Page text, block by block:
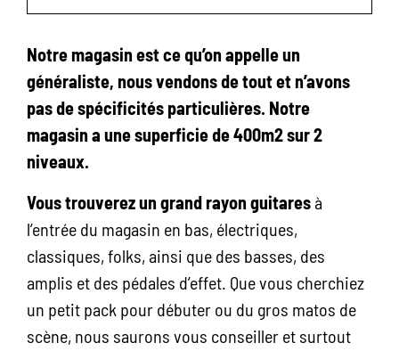
Notre magasin est ce qu’on appelle un
généraliste, nous vendons de tout et n’avons
pas de spécificités particulières. Notre
magasin a une superficie de 400m2 sur 2
niveaux.
Vous trouverez un grand rayon guitares à
l’entrée du magasin en bas, électriques,
classiques, folks, ainsi que des basses, des
amplis et des pédales d’effet. Que vous cherchiez
un petit pack pour débuter ou du gros matos de
scène, nous saurons vous conseiller et surtout